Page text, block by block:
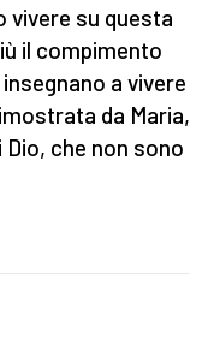
vivere su questa
il compimento
a vivere
da Maria,
che non sono